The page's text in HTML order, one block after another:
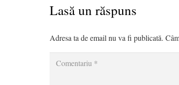
Lasă un răspuns
Adresa ta de email nu va fi publicată.